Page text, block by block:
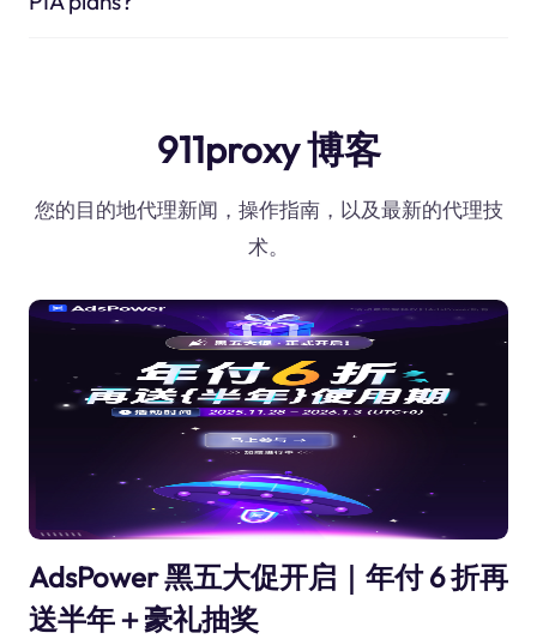
911proxy 博客
您的目的地代理新闻，操作指南，以及最新的代理技
术。
AdsPower 黑五大促开启｜年付 6 折再
送半年＋豪礼抽奖